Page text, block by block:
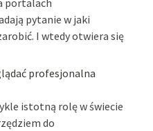
portalach
pytanie w jaki
I wtedy otwiera się
profesjonalna
istotną rolę w świecie
do